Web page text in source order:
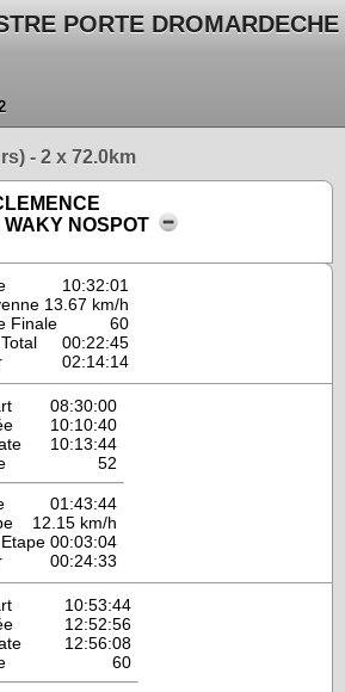
PORTE DROMARDECHE
- 2 x 72.0km
NOSPOT
10:32:01
13.67 km/h
Finale
60
00:22:45
02:14:14
08:30:00
10:10:40
10:13:44
52
01:43:44
12.15 km/h
00:03:04
00:24:33
10:53:44
12:52:56
12:56:08
60